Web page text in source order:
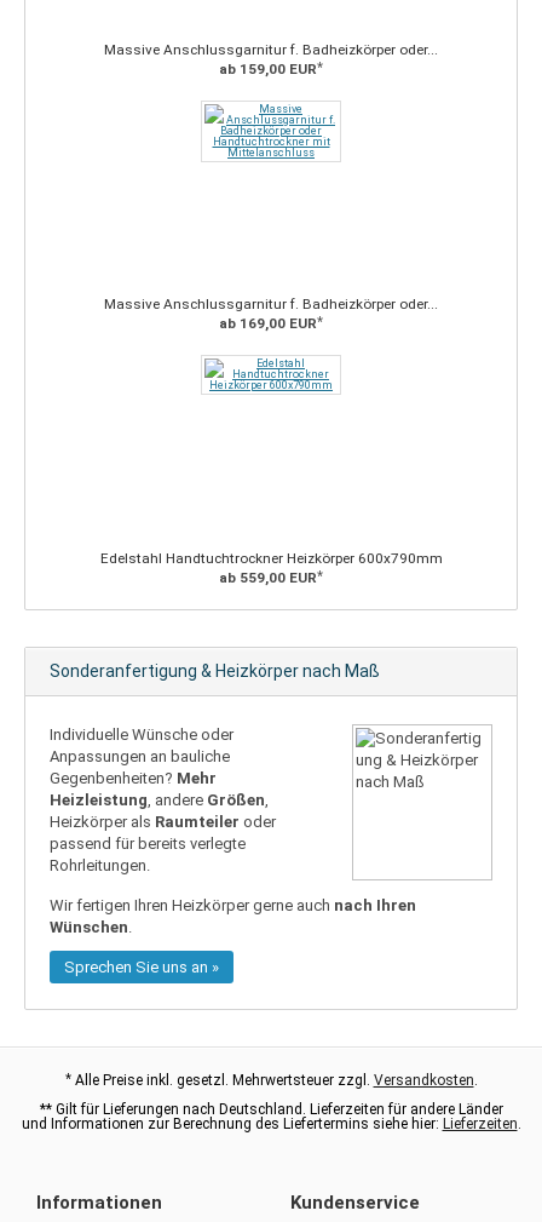
Massive Anschlussgarnitur f. Badheizkörper oder...
ab 159,00 EUR*
Massive Anschlussgarnitur f. Badheizkörper oder...
ab 169,00 EUR*
Edelstahl Handtuchtrockner Heizkörper 600x790mm
ab 559,00 EUR*
Sonderanfertigung & Heizkörper nach Maß
Individuelle Wünsche oder
Anpassungen an bauliche
Gegenbenheiten? Mehr
Heizleistung, andere Größen,
Heizkörper als Raumteiler oder
passend für bereits verlegte
Rohrleitungen.
Wir fertigen Ihren Heizkörper gerne auch nach Ihren
Wünschen.
Sprechen Sie uns an »
*Alle Preise inkl. gesetzl. Mehrwertsteuer zzgl. Versandkosten.
** Gilt für Lieferungen nach Deutschland. Lieferzeiten für andere Länder
und Informationen zur Berechnung des Liefertermins siehe hier: Lieferzeiten.
Informationen Kundenservice